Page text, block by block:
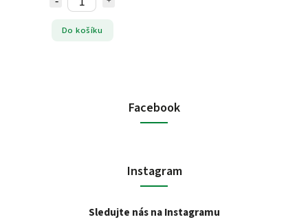
Do košíku
Facebook
Instagram
Sledujte nás na Instagramu